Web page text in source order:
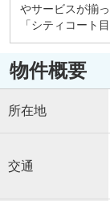
やサービスが揃
「シティコート
物件概要
所在地
交通